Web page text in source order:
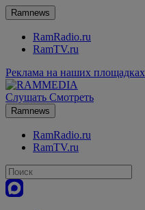
Ramnews
RamRadio.ru
RamTV.ru
Реклама на наших площадках
Слушать Смотреть
Ramnews
RamRadio.ru
RamTV.ru